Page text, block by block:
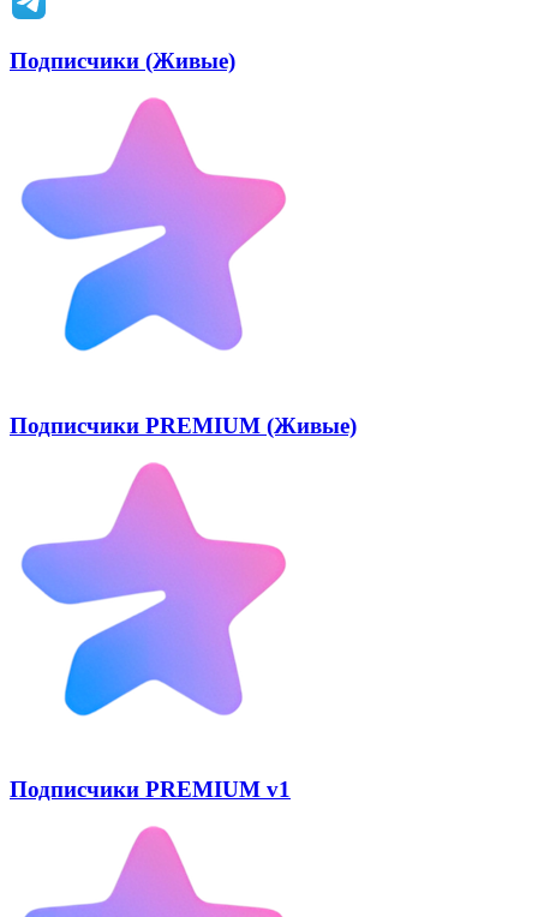
Подписчики (Живые)
Подписчики PREMIUM (Живые)
Подписчики PREMIUM v1